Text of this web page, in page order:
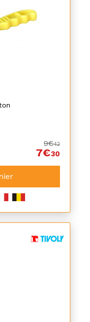
9€42
7€30